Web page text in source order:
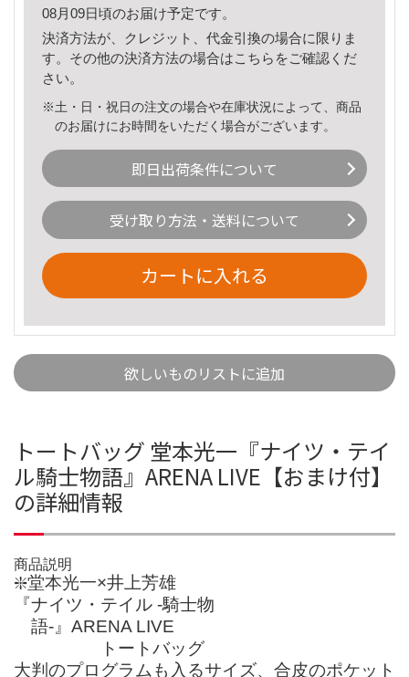
08月09日頃のお届け予定です。
決済方法が、クレジット、代金引換の場合に限りま
す。その他の決済方法の場合はこちら をご確認くだ
さい。
※土・日・祝日の注文の場合や在庫状況によって、商品
のお届けにお時間をいただく場合がございます。
即日出荷条件について
受け取り方法・送料について
カートに入れる
欲しいものリストに追加
トートバッグ 堂本光一『ナイツ・テイ
ル騎士物語』ARENA LIVE【おまけ付】
の詳細情報
商品説明
❇️堂本光一×井上芳雄
『ナイツ・テイル -騎士物
語-』ARENA LIVE
トートバッグ
大判のプログラムも入るサイズ、合皮のポケット